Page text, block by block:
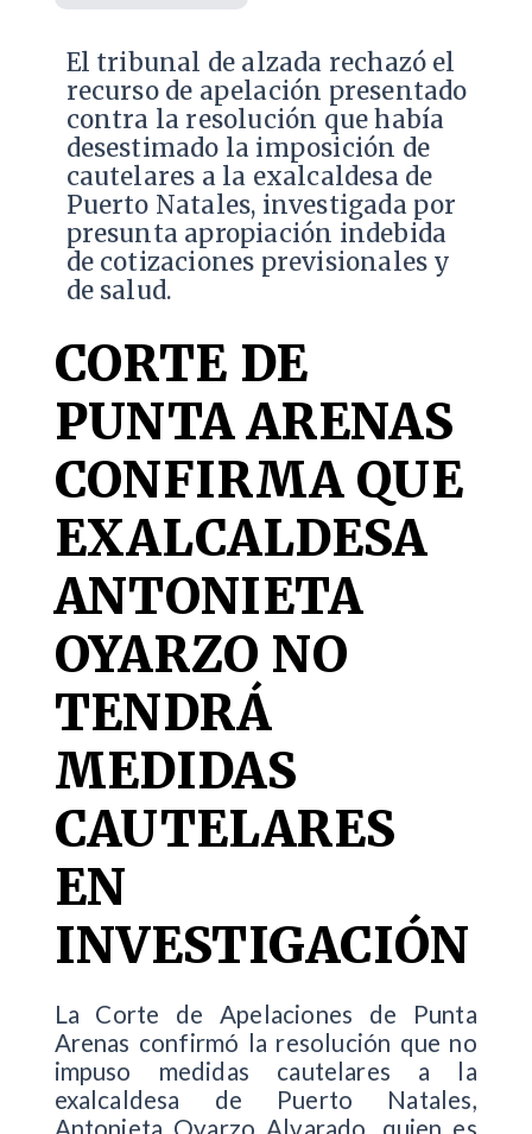
​El tribunal de alzada rechazó el
recurso de apelación presentado
contra la resolución que había
desestimado la imposición de
cautelares a la exalcaldesa de
Puerto Natales, investigada por
presunta apropiación indebida
de cotizaciones previsionales y
de salud.
CORTE DE
PUNTA ARENAS
CONFIRMA QUE
EXALCALDESA
ANTONIETA
OYARZO NO
TENDRÁ
MEDIDAS
CAUTELARES
EN
INVESTIGACIÓN
La Corte de Apelaciones de Punta
Arenas confirmó la resolución que no
impuso medidas cautelares a la
exalcaldesa de Puerto Natales,
Antonieta Oyarzo Alvarado, quien es